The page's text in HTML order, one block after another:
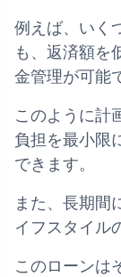
例えば、いく
も、返済額を
金管理が可能
このように計
負担を最小限
できます。
また、長期間
イフスタイル
このローンは